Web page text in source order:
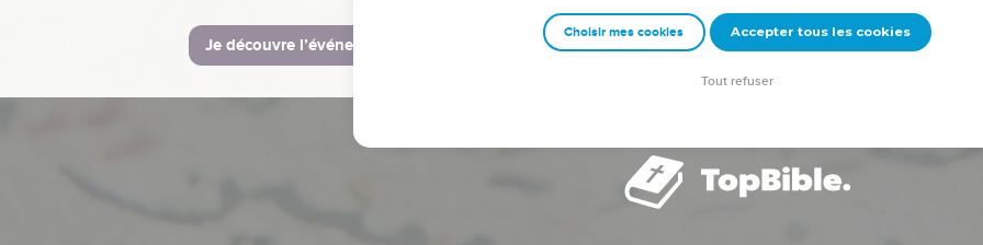
Je découvre l’événement
Choisir mes cookies Accepter tous les cookies
Tout refuser